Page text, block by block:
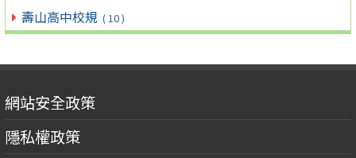
壽山高中校規 ( 10 )
網站安全政策
隱私權政策